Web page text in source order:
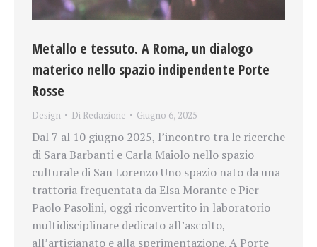
Metallo e tessuto. A Roma, un dialogo
materico nello spazio indipendente Porte
Rosse
Design Di Redazione Giugno 6, 2025
Dal 7 al 10 giugno 2025, l’incontro tra le ricerche
di Sara Barbanti e Carla Maiolo nello spazio
culturale di San Lorenzo Uno spazio nato da una
trattoria frequentata da Elsa Morante e Pier
Paolo Pasolini, oggi riconvertito in laboratorio
multidisciplinare dedicato all’ascolto,
all’artigianato e alla sperimentazione. A Porte